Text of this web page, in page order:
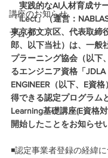
講座のお知らせ
ブログ
実践的なAI人材育成サ
「iLect」（運営：
東京都文京区、代表取締
郎、以下当社）は、一般
プラーニング協会（以下
るエンジニア資格「
ENGINEER（以下、E資
得できる認定プログラム
Learning基礎講座(E資格
開始したことをお知らせ
◾認定事業者登録の経緯